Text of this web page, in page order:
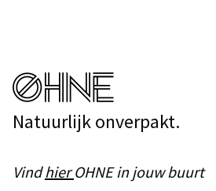
Natuurlijk onverpakt.
VindhierOHNE in jouw buurt